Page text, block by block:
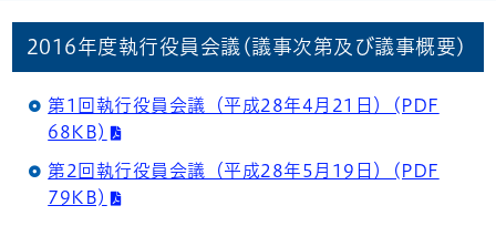
2016年度執行役員会議(議事次第及び議事概要)
第1回執行役員会議（平成28年4月21日）(PDF
68KB)
第2回執行役員会議（平成28年5月19日）(PDF
79KB)